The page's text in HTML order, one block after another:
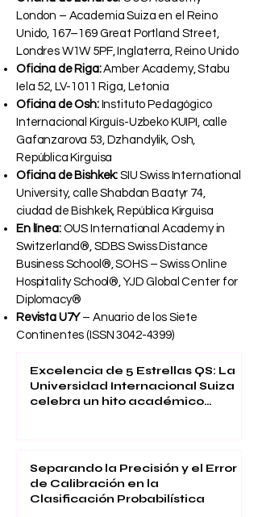
Group – Amber Gem Tower, Ajman,
Emiratos Árabes Unidos
Oficina de Londres:OUS Academy
London – Academia Suiza en el Reino
Unido, 167–169 Great Portland Street,
Londres W1W 5PF, Inglaterra, Reino Unido
Oficina de Riga:Amber Academy, Stabu
Iela 52, LV-1011 Riga, Letonia
Oficina de Osh:Instituto Pedagógico
Internacional Kirguís-Uzbeko KUIPI, calle
Gafanzarova 53, Dzhandylik, Osh,
República Kirguisa
Oficina de Bishkek:SIU Swiss International
University, calle Shabdan Baatyr 74,
ciudad de Bishkek, República Kirguisa
En línea:OUS International Academy in
Switzerland®, SDBS Swiss Distance
Business School®, SOHS – Swiss Online
Hospitality School®, YJD Global Center for
Revista U7Y– Anuario de los Siete
Continentes (ISSN3042-4399)
global